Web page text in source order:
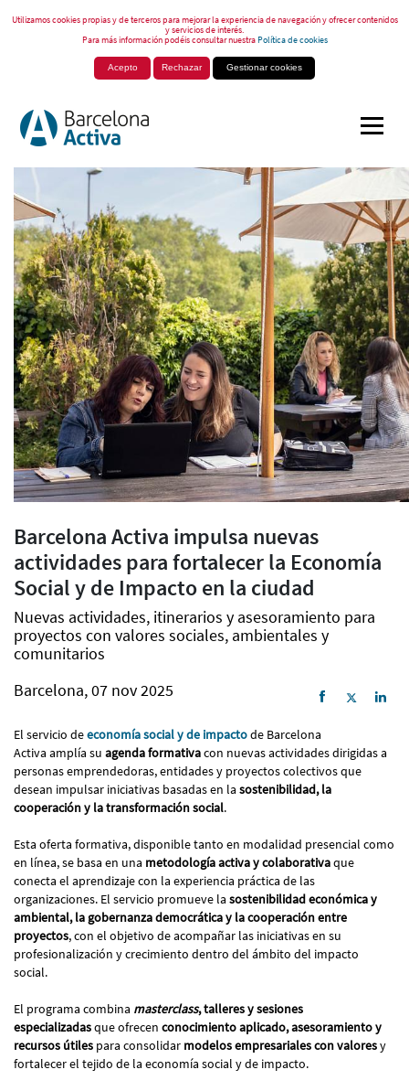
Utilizamos cookies propias y de terceros para mejorar la experiencia de navegación y ofrecer contenidos
y servicios de interés.
Para más información podéis consultar nuestraPolítica de cookies
Acepto Rechazar Gestionar cookies
Barcelona Activa impulsa nuevas
actividades para fortalecer la Economía
Social y de Impacto en la ciudad
Nuevas actividades, itinerarios y asesoramiento para
proyectos con valores sociales, ambientales y
comunitarios
Barcelona, 07 nov 2025
El servicio deeconomía social y de impactode Barcelona
Activa amplía su agenda formativacon nuevas actividades dirigidas a
personas emprendedoras, entidades y proyectos colectivos que
desean impulsar iniciativas basadas en la sostenibilidad, la
cooperación y la transformación social.
Esta oferta formativa, disponible tanto en modalidad presencial como
en línea, se basa en una metodología activa y colaborativaque
conecta el aprendizaje con la experiencia práctica de las
organizaciones. El servicio promueve la sostenibilidad económica y
ambiental, la gobernanza democrática y la cooperación entre
proyectos, con el objetivo de acompañar las iniciativas en su
profesionalización y crecimiento dentro del ámbito del impacto
social.
El programa combina masterclass, talleres y sesiones
especializadasque ofrecen conocimiento aplicado, asesoramiento y
recursos útiles para consolidar modelos empresariales con valoresy
fortalecer el tejido de la economía social y de impacto.